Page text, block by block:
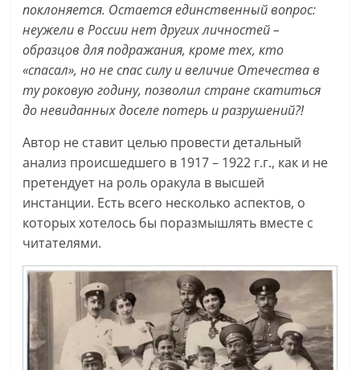
поклоняется. Остается единственный вопрос:
неужели в России нет других личностей –
образцов для подражания, кроме тех, кто
«спасал», но не спас силу и величие Отечества в
ту роковую годину, позволил стране скатиться
до невиданных доселе потерь и разрушений?!
Автор не ставит целью провести детальный
анализ происшедшего в 1917 – 1922 г.г., как и не
претендует на роль оракула в высшей
инстанции. Есть всего несколько аспектов, о
которых хотелось бы поразмышлять вместе с
читателями.